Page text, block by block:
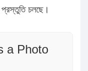
প্রস্তুতি চলছে।
a Photo